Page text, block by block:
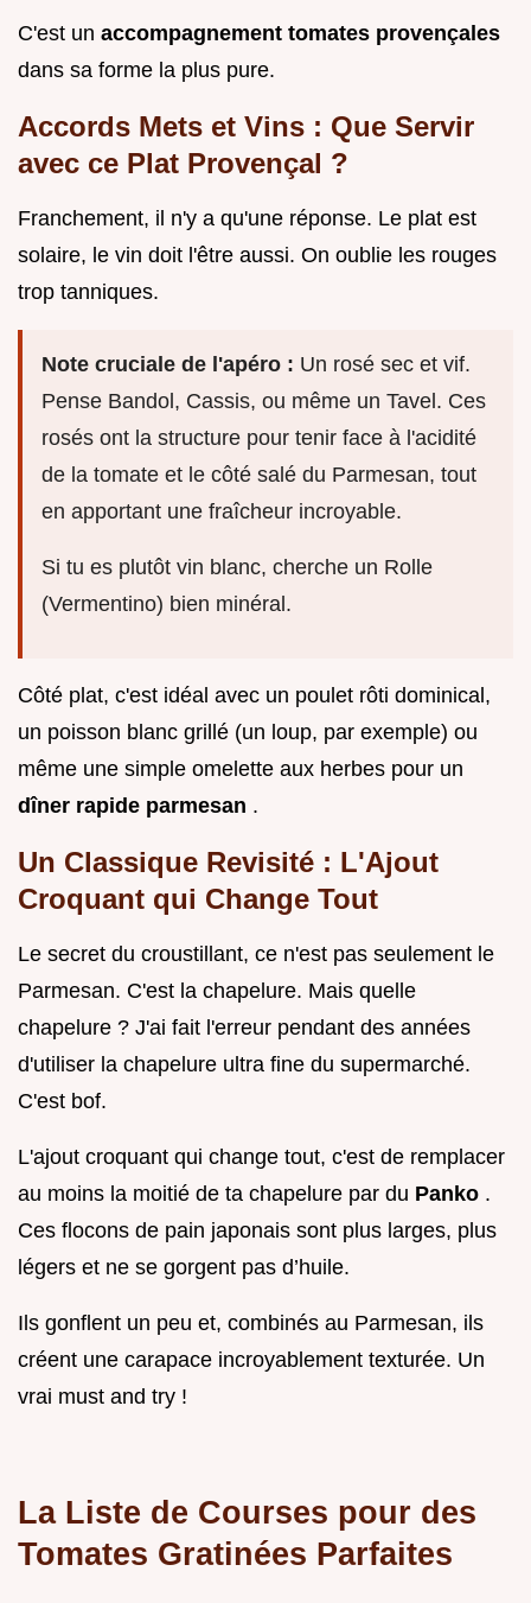
C'est un accompagnement tomates provençales
dans sa forme la plus pure.
Accords Mets et Vins : Que Servir
avec ce Plat Provençal ?
Franchement, il n'y a qu'une réponse. Le plat est
solaire, le vin doit l'être aussi. On oublie les rouges
trop tanniques.
Note cruciale de l'apéro : Un rosé sec et vif.
Pense Bandol, Cassis, ou même un Tavel. Ces
rosés ont la structure pour tenir face à l'acidité
de la tomate et le côté salé du Parmesan, tout
en apportant une fraîcheur incroyable.
Si tu es plutôt vin blanc, cherche un Rolle
(Vermentino) bien minéral.
Côté plat, c'est idéal avec un poulet rôti dominical,
un poisson blanc grillé (un loup, par exemple) ou
même une simple omelette aux herbes pour un
dîner rapide parmesan .
Un Classique Revisité : L'Ajout
Croquant qui Change Tout
Le secret du croustillant, ce n'est pas seulement le
Parmesan. C'est la chapelure. Mais quelle
chapelure ? J'ai fait l'erreur pendant des années
d'utiliser la chapelure ultra fine du supermarché.
C'est bof.
L'ajout croquant qui change tout, c'est de remplacer
au moins la moitié de ta chapelure par du Panko .
Ces flocons de pain japonais sont plus larges, plus
légers et ne se gorgent pas d’huile.
Ils gonflent un peu et, combinés au Parmesan, ils
créent une carapace incroyablement texturée. Un
vrai must and try !
La Liste de Courses pour des
Tomates Gratinées Parfaites